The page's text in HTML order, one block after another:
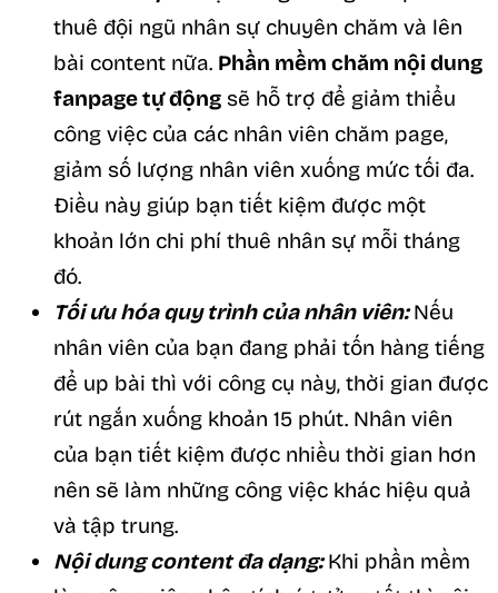
thuê đội ngũ nhân sự chuyên chăm và lên
bài content nữa. Phần mềm chăm nội dung
fanpage tự động sẽ hỗ trợ để giảm thiểu
công việc của các nhân viên chăm page,
giảm số lượng nhân viên xuống mức tối đa.
Điều này giúp bạn tiết kiệm được một
khoản lớn chi phí thuê nhân sự mỗi tháng
đó.
Tối ưu hóa quy trình của nhân viên:Nếu
nhân viên của bạn đang phải tốn hàng tiếng
để up bài thì với công cụ này, thời gian được
rút ngắn xuống khoản 15 phút. Nhân viên
của bạn tiết kiệm được nhiều thời gian hơn
nên sẽ làm những công việc khác hiệu quả
và tập trung.
Nội dung content đa dạng:Khi phần mềm